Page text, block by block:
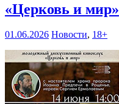
«Церковь и мир»
01.06.2026 Новости, 18+